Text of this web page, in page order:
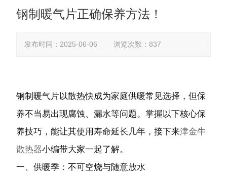
钢制暖气片正确保养方法！​
发布时间：2025-06-06 浏览次数：837
钢制暖气片以散热快成为家庭供暖常见选择，但保
养不当易出现腐蚀、漏水等问题。掌握以下核心保
养技巧，能让其使用寿命延长几年，接下来津金牛
散热器小编带大家一起了解。
一、供暖季：不可空烧与随意放水